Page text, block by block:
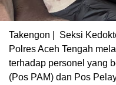
Takengon | Seksi
Polres Aceh Tengah
terhadap personel yang
(Pos PAM) dan Pos